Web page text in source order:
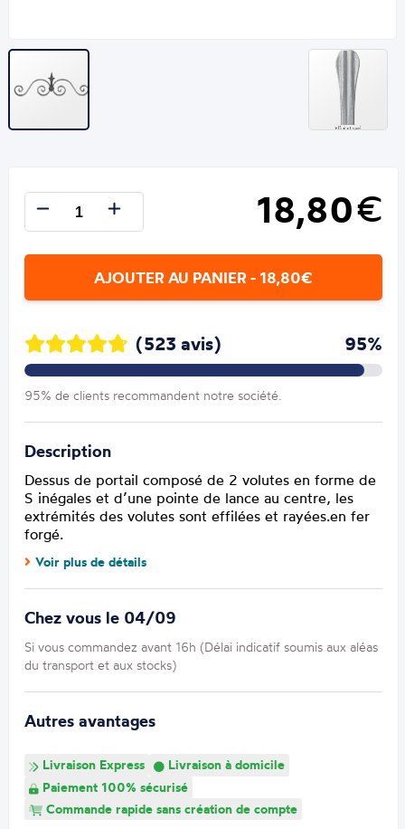
18,80€
AJOUTER AU PANIER - 18,80€
(523 avis) 95%
95% de clients recommandent notre société.
Description
Dessus de portail composé de 2 volutes en forme de
S inégales et d’une pointe de lance au centre, les
extrémités des volutes sont effilées et rayées.en fer
forgé.
Voir plus de détails
Chez vous le 04/09
Si vous commandez avant 16h (Délai indicatif soumis aux aléas
du transport et aux stocks)
Autres avantages
Livraison Express
Livraison à domicile
Paiement 100% sécurisé
Commande rapide sans création de compte